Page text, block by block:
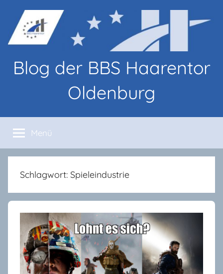
Inhalt
springen
Blog der BBS Haarentor
Oldenburg
von
Lernenden
und
Lehrenden
den
Haarentor
Oldenburg
Menü
Schlagwort: Spieleindustrie